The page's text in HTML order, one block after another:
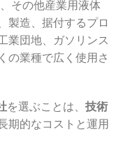
その他産業用液体
製造、据付するプロ
業団地、ガソリンス
の業種で広く使用さ
を選ぶことは、 技術
期的なコストと運用